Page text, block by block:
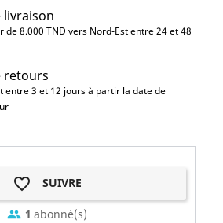
livraison
de 8.000 TND vers Nord-Est entre 24 et 48
retours
entre 3 et 12 jours à partir la date de
favorite_border SUIVRE
group 1 abonné(s)